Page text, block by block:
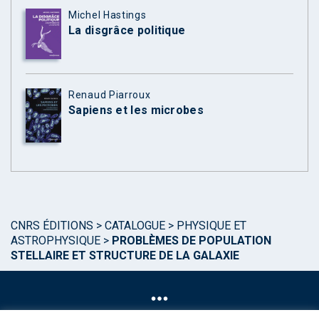
Michel Hastings
La disgrâce politique
Renaud Piarroux
Sapiens et les microbes
CNRS ÉDITIONS > CATALOGUE > PHYSIQUE ET
ASTROPHYSIQUE > PROBLÈMES DE POPULATION
STELLAIRE ET STRUCTURE DE LA GALAXIE